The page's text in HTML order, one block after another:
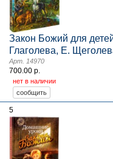
Закон Божий для
Глаголева, Е.
Арт. 14970
700.00 р.
нет в наличии
5